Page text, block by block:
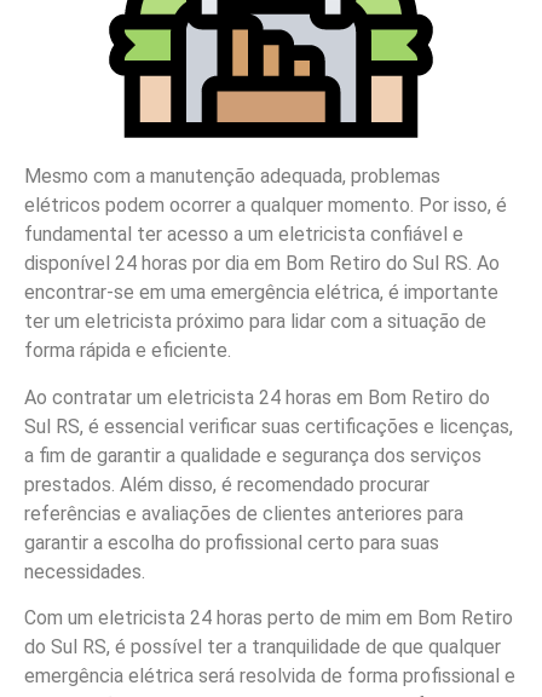
Mesmo com a manutenção adequada, problemas
elétricos podem ocorrer a qualquer momento. Por isso, é
fundamental ter acesso a um eletricista confiável e
disponível 24 horas por dia em Bom Retiro do Sul RS. Ao
encontrar-se em uma emergência elétrica, é importante
ter um eletricista próximo para lidar com a situação de
forma rápida e eficiente.
Ao contratar um eletricista 24 horas em Bom Retiro do
Sul RS, é essencial verificar suas certificações e licenças,
a fim de garantir a qualidade e segurança dos serviços
prestados. Além disso, é recomendado procurar
referências e avaliações de clientes anteriores para
garantir a escolha do profissional certo para suas
necessidades.
Com um eletricista 24 horas perto de mim em Bom Retiro
do Sul RS, é possível ter a tranquilidade de que qualquer
emergência elétrica será resolvida de forma profissional e